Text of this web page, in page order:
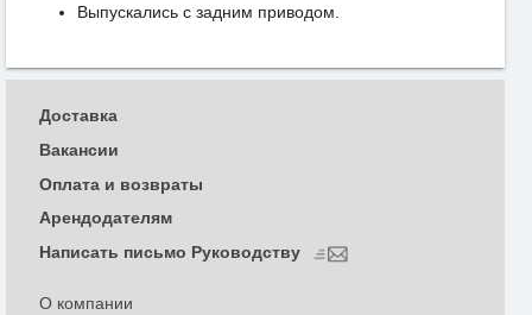
Выпускались с задним приводом.
О компании
Доставка
Вакансии
Оплата и возвраты
Арендодателям
Написать письмо Руководству